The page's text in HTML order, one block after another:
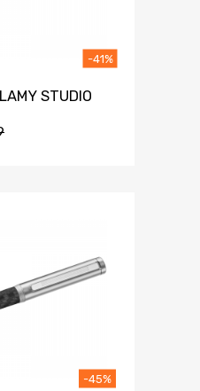
STUDIO
-41%
-45%